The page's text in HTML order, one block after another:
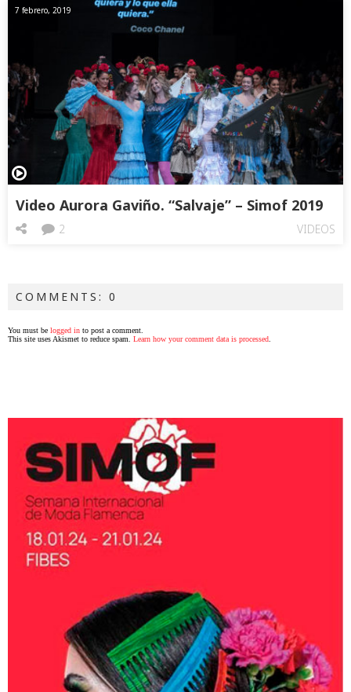
7 febrero, 2019
Video Aurora Gaviño. “Salvaje” – Simof 2019
VIDEOS
2
COMMENTS: 0
You must be logged in to post a comment.
This site uses Akismet to reduce spam. Learn how your comment data is processed